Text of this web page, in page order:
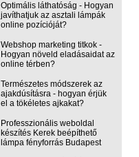
Optimális láthatóság - Hogyan
javíthatjuk az asztali lámpák
online pozícióját?
Webshop marketing titkok -
Hogyan növeld eladásaidat az
online térben?
Természetes módszerek az
ajakdúsításra - hogyan érjük
el a tökéletes ajkakat?
Professzionális weboldal
készítés Kerek beépíthető
lámpa fényforrás Budapest